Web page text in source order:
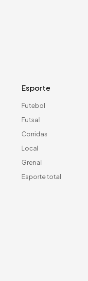
Esporte
Futebol
Futsal
Corridas
Local
Grenal
Esporte total